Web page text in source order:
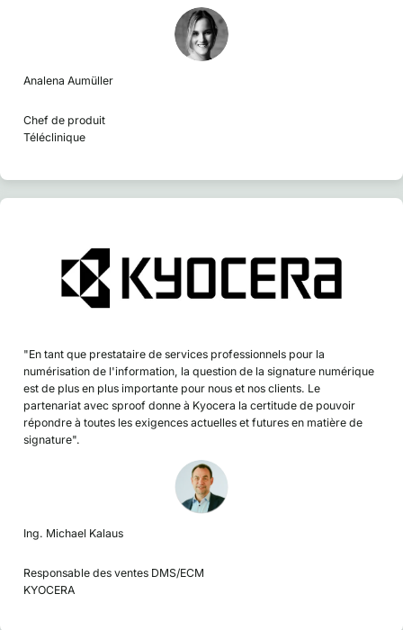
Analena Aumüller
Chef de produit
Téléclinique
"En tant que prestataire de services professionnels pour la
numérisation de l'information, la question de la signature numérique
est de plus en plus importante pour nous et nos clients. Le
partenariat avec sproof donne à Kyocera la certitude de pouvoir
répondre à toutes les exigences actuelles et futures en matière de
signature".
Ing. Michael Kalaus
Responsable des ventes DMS/ECM
KYOCERA